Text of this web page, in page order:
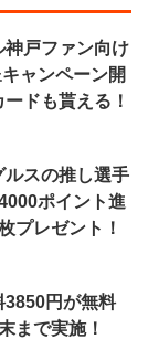
戸ファン向け
ャンペーン開
ドも貰える！
スの推し選手
ポイント進
プレゼント！
3850円が無料
まで実施！